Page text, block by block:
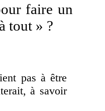
faire un
tout » ?
pas à être
à savoir